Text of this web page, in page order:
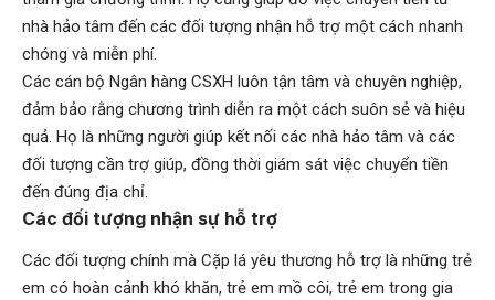
nhà hảo tâm đến các đối tượng nhận hỗ trợ một cách nhanh
chóng và miễn phí.
Các cán bộ Ngân hàng CSXH luôn tận tâm và chuyên nghiệp,
đảm bảo rằng chương trình diễn ra một cách suôn sẻ và hiệu
quả. Họ là những người giúp kết nối các nhà hảo tâm và các
đối tượng cần trợ giúp, đồng thời giám sát việc chuyển tiền
đến đúng địa chỉ.
Các đối tượng nhận sự hỗ trợ
Các đối tượng chính mà Cặp lá yêu thương hỗ trợ là những trẻ
em có hoàn cảnh khó khăn, trẻ em mồ côi, trẻ em trong gia